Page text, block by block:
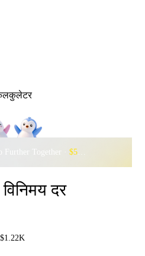
Further Together · $500,000
दर